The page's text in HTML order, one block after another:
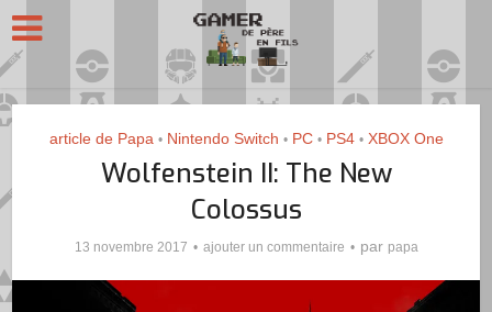
article de Papa • Nintendo Switch • PC • PS4 • XBOX One
Wolfenstein II: The New
Colossus
13 novembre 2017 ajouter un commentaire par papa